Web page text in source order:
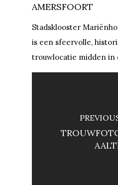
AMERSFOORT
Stadsklooster
is een sfeervolle,
trouwlocatie midden in